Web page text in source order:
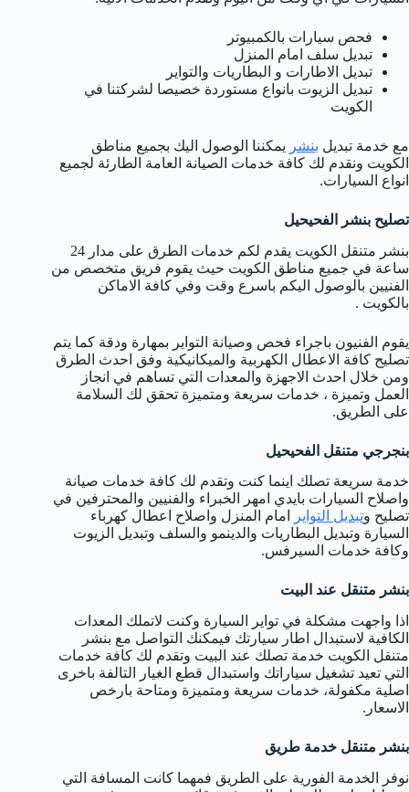
فحص سيارات بالكمبيوتر
تبديل سلف امام المنزل
تبديل الاطارات و البطاريات والتواير
تبديل الزيوت بانواع مستوردة خصيصا لشركتنا في
الكويت
مع خدمة تبديل بنشر يمكننا الوصول اليك بجميع مناطق
الكويت ونقدم لك كافة خدمات الصيانة العامة الطارئة لجميع
انواع السيارات.
تصليح بنشر الفحيحيل
بنشر متنقل الكويت يقدم لكم خدمات الطرق على مدار 24
ساعة في جميع مناطق الكويت حيث يقوم فريق متخصص من
الفنيين بالوصول اليكم باسرع وقت وفي كافة الاماكن
بالكويت .
يقوم الفنيون باجراء فحص وصيانة التواير بمهارة ودقة كما يتم
تصليح كافة الاعطال الكهربية والميكانيكية وفق احدث الطرق
ومن خلال احدث الاجهزة والمعدات التي تساهم في انجاز
العمل وتميزة ، خدمات سريعة ومتميزة تحقق لك السلامة
على الطريق.
بنجرجي متنقل الفحيحيل
خدمة سريعة تصلك اينما كنت وتقدم لك كافة خدمات صيانة
واصلاح السيارات بايدي امهر الخبراء والفنيين والمحترفين في
تصليح وتبديل التواير
امام المنزل واصلاح اعطال كهرباء
السيارة وتبديل البطاريات والدينمو والسلف وتبديل الزيوت
وكافة خدمات السيرفس.
بنشر متنقل عند البيت
اذا واجهت مشكلة في تواير السيارة وكنت لاتملك المعدات
الكافية لاستبدال اطار سيارتك فيمكنك التواصل مع بنشر
متنقل الكويت خدمة تصلك عند البيت وتقدم لك كافة خدمات
التي تعيد تشغيل سياراتك واستبدال قطع الغيار التالفة باخرى
اصلية مكفولة، خدمات سريعة ومتميزة ومتاحة بارخص
الاسعار.
بنشر متنقل خدمة طريق
نوفر الخدمة الفورية على الطريق فمهما كانت المسافة التي